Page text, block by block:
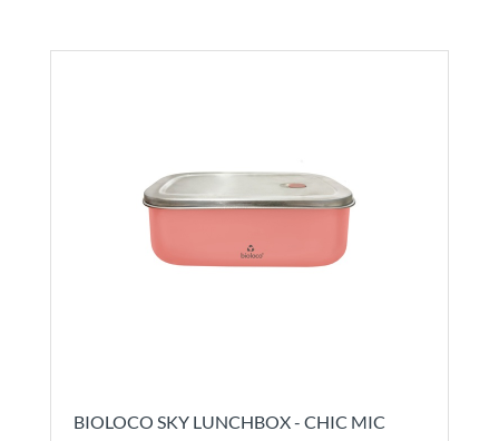
BIOLOCO SKY LUNCHBOX - CHIC MIC